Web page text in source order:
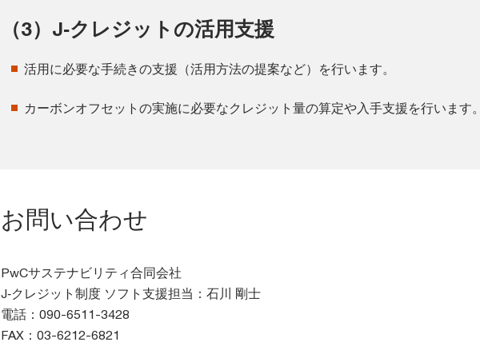
（3）J‐クレジットの活用支援
活用に必要な手続きの支援（活用方法の提案など）を行います。
カーボンオフセットの実施に必要なクレジット量の算定や入手支援を行います
お問い合わせ
PwCサステナビリティ合同会社
J‐クレジット制度 ソフト支援担当：石川 剛士
電話：090-6511-3428
FAX：03-6212-6821